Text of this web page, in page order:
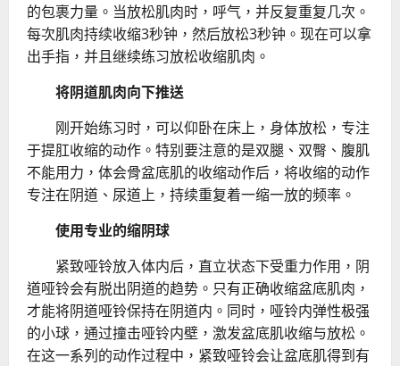
的包裹力量。当放松肌肉时，呼气，并反复重复几次。
每次肌肉持续收缩3秒钟，然后放松3秒钟。现在可以拿
出手指，并且继续练习放松收缩肌肉。
将阴道肌肉向下推送
刚开始练习时，可以仰卧在床上，身体放松，专注
于提肛收缩的动作。特别要注意的是双腿、双臀、腹肌
不能用力，体会骨盆底肌的收缩动作后，将收缩的动作
专注在阴道、尿道上，持续重复着一缩一放的频率。
使用专业的缩阴球
紧致哑铃放入体内后，直立状态下受重力作用，阴
道哑铃会有脱出阴道的趋势。只有正确收缩盆底肌肉，
才能将阴道哑铃保持在阴道内。同时，哑铃内弹性极强
的小球，通过撞击哑铃内壁，激发盆底肌收缩与放松。
在这一系列的动作过程中，紧致哑铃会让盆底肌得到有